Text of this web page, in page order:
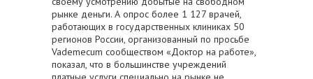
рынке деньги. А опрос более 1 127 врачей,
работающих в государственных клиниках 50
регионов России, организованный по просьбе
Vademecum сообществом «Доктор на работе»,
показал, что в большинстве учреждений